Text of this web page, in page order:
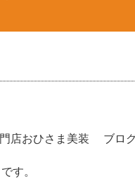
店おひさま美装 ブログ
です。